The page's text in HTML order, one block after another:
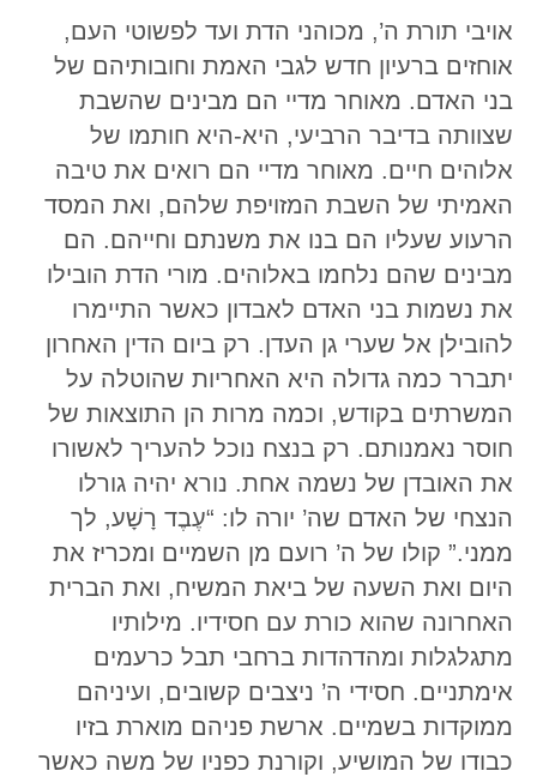
אויבי תורת ה’, מכוהני הדת ועד לפשוטי העם,
אוחזים ברעיון חדש לגבי האמת וחובותיהם של
בני האדם. מאוחר מדיי הם מבינים שהשבת
שצוותה בדיבר הרביעי, היא-היא חותמו של
אלוהים חיים. מאוחר מדיי הם רואים את טיבה
האמיתי של השבת המזויפת שלהם, ואת המסד
הרעוע שעליו הם בנו את משנתם וחייהם. הם
מבינים שהם נלחמו באלוהים. מורי הדת הובילו
את נשמות בני האדם לאבדון כאשר התיימרו
להובילן אל שערי גן העדן. רק ביום הדין האחרון
יתברר כמה גדולה היא האחריות שהוטלה על
המשרתים בקודש, וכמה מרות הן התוצאות של
חוסר נאמנותם. רק בנצח נוכל להעריך לאשורו
את האובדן של נשמה אחת. נורא יהיה גורלו
הנצחי של האדם שה’ יורה לו: “עֶבֶד רָשָׁע, לך
ממני.” קולו של ה’ רועם מן השמיים ומכריז את
היום ואת השעה של ביאת המשיח, ואת הברית
האחרונה שהוא כורת עם חסידיו. מילותיו
מתגלגלות ומהדהדות ברחבי תבל כרעמים
אימתניים. חסידי ה’ ניצבים קשובים, ועיניהם
ממוקדות בשמיים. ארשת פניהם מוארת בזיו
כבודו של המושיע, וקורנת כפניו של משה כאשר